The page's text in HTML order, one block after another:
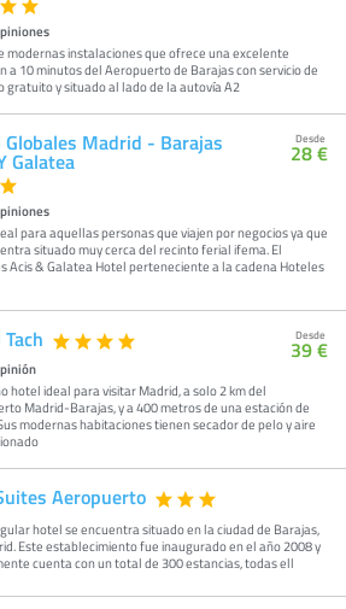
modernas instalaciones que ofrece una excelente
a 10 minutos del Aeropuerto de Barajas con servicio de
gratuito y situado al lado de la autovía A2
Globales Madrid - Barajas
Galatea
para aquellas personas que viajen por negocios ya que
situado muy cerca del recinto ferial ifema. El
Acis & Galatea Hotel perteneciente a la cadena Hoteles
Desde
28 €
hotel ideal para visitar Madrid, a solo 2 km del
Madrid-Barajas, y a 400 metros de una estación de
modernas habitaciones tienen secador de pelo y aire
Desde
39 €
Aeropuerto
hotel se encuentra situado en la ciudad de Barajas,
Este establecimiento fue inaugurado en el año 2008 y
cuenta con un total de 300 estancias, todas ell